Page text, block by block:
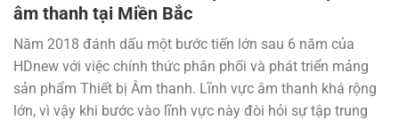
âm thanh tại Miền Bắc
Năm 2018 đánh dấu một bước tiến lớn sau 6 năm của
HDnew với việc chính thức phân phối và phát triển mảng
sản phẩm Thiết bị Âm thanh. Lĩnh vực âm thanh khá rộng
lớn, vì vậy khi bước vào lĩnh vực này đòi hỏi sự tập trung